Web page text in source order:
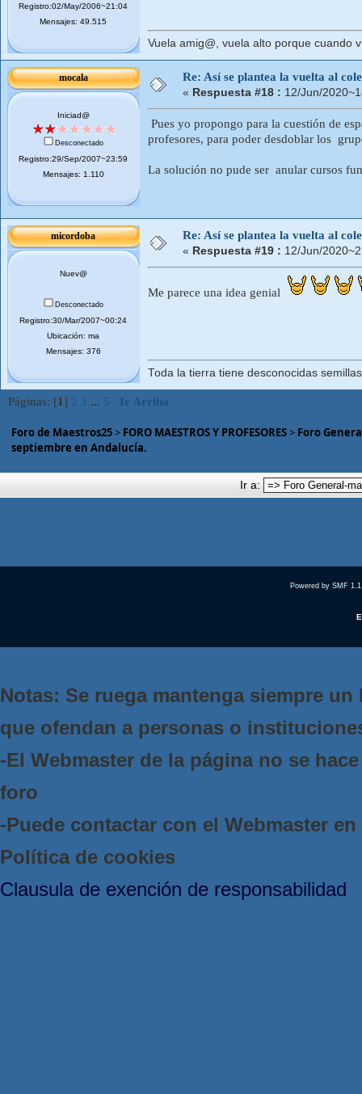
Registro:02/May/2006~21:04
Mensajes: 49.515
Vuela amig@, vuela alto porque cuando
mocala
Iniciad@
Desconectado
Registro:29/Sep/2007~23:59
Mensajes: 1.110
Re: Así se plantea la vuelta al
« Respuesta #18 : 12/Jun/
Pues yo propongo para la cuestión de
profesores, para poder desdoblar los
La solución no pude ser anular cursos
micordoba
Nuev@
Desconectado
Registro:30/Mar/2007~00:24
Ubicación: ma
Mensajes: 376
Re: Así se plantea la vuelta al
« Respuesta #19 : 12/Jun/
Me parece una idea genial
Toda la tierra tiene desconocidas
Páginas: [1] 2 3 ... 5 Ir Arriba
Foro de Maestros25> FORO MAESTROS Y PROFESORES> Foro
septiembre en Andalucía.
Ir a:
Powered by SMF
Notas: Se ruega mantenga siempre
que ofendan a personas o
-El Webmaster de la página no se
foro
-Puede contactar con el Webmaster
Política de cookies
Clausula de exención de responsabilidad